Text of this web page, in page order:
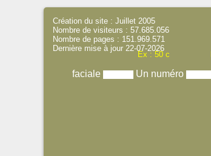
Ex : 50 c
faciale Un numéro
Création du site : Juillet 2005
Nombre de visiteurs : 57.685.056
Nombre de pages : 151.969.571
Dernière mise à jour 22-07-2026